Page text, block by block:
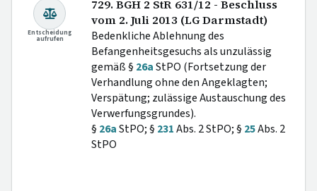
Entscheidung
aufrufen
729. BGH 2 StR 631/12 - Beschluss
vom 2. Juli 2013 (LG Darmstadt)
Bedenkliche Ablehnung des
Befangenheitsgesuchs als unzulässig
gemäß § 26aStPO (Fortsetzung der
Verhandlung ohne den Angeklagten;
Verspätung; zulässige Austauschung des
Verwerfungsgrundes).
§ 26aStPO; § 231Abs. 2 StPO; § 25Abs. 2
StPO